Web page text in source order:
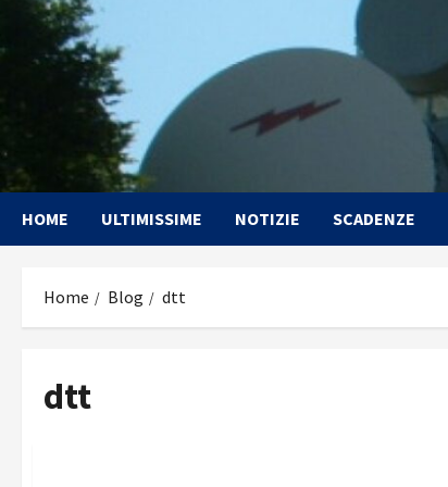
contenuto
HOME ULTIMISSIME NOTIZIE SCADENZE
Home Blog dtt
dtt